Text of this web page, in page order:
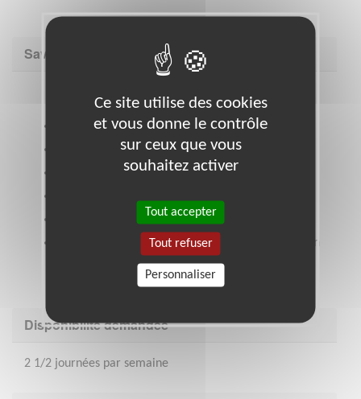
Savoir être & compétences
Sens du contact et aisance relationnelle
Bonne organisation
Goût du travail en équipe
Maîtrise de l'outil informatique (pack office)
Une connaissance/expérience des Restos serait un
Disponibilité demandée
2 1/2 journées par semaine
Ce site utilise des cookies
et vous donne le contrôle
sur ceux que vous
souhaitez activer
Tout accepter
Tout refuser
Personnaliser